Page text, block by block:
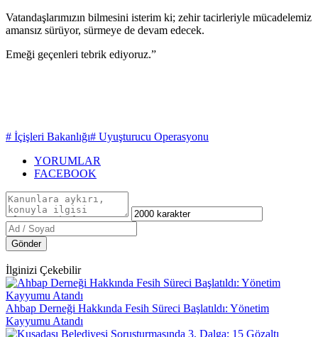
Vatandaşlarımızın bilmesini isterim ki; zehir tacirleriyle mücadelemiz
amansız sürüyor, sürmeye de devam edecek.
Emeği geçenleri tebrik ediyoruz.”
# İçişleri Bakanlığı# Uyuşturucu Operasyonu
YORUMLAR
FACEBOOK
Gönder
İlginizi Çekebilir
Ahbap Derneği Hakkında Fesih Süreci Başlatıldı: Yönetim
Kayyumu Atandı